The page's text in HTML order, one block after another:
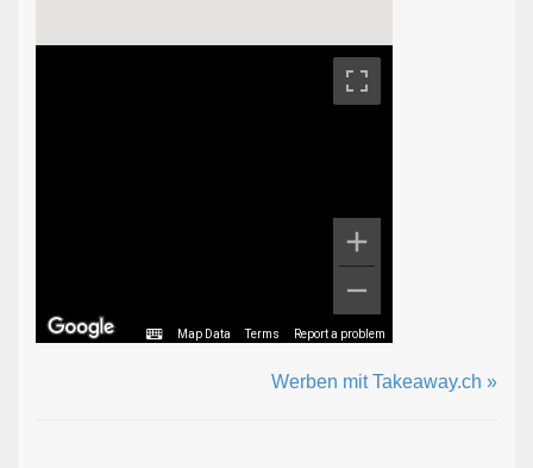
Map Data Terms Report a problem
Werben mit Takeaway.ch »